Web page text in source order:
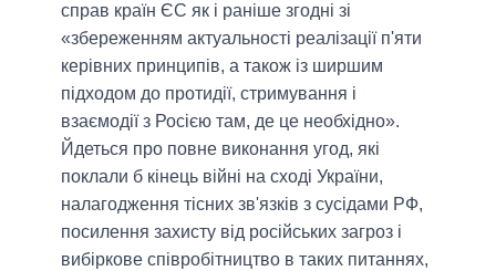
справ країн ЄС як і раніше згодні зі
«збереженням актуальності реалізації п'яти
керівних принципів, а також із ширшим
підходом до протидії, стримування і
взаємодії з Росією там, де це необхідно».
Йдеться про повне виконання угод, які
поклали б кінець війні на сході України,
налагодження тісних зв'язків з сусідами РФ,
посилення захисту від російських загроз і
вибіркове співробітництво в таких питаннях,